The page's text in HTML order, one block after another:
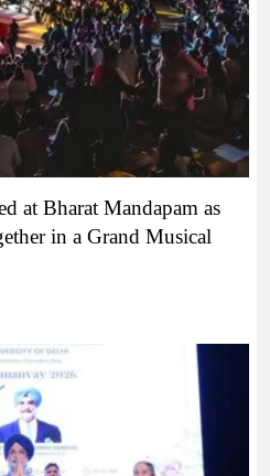
at Bharat Mandapam as
in a Grand Musical